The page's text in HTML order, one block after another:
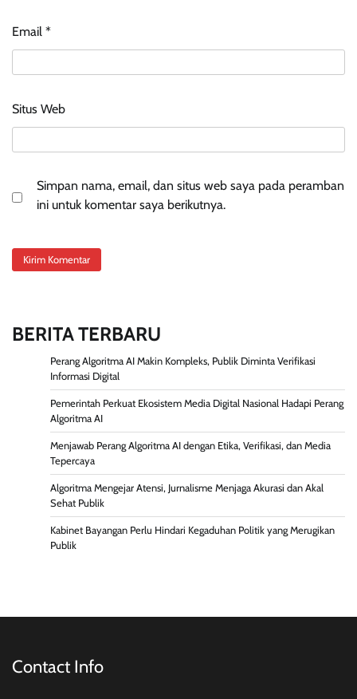
Email *
Situs Web
Simpan nama, email, dan situs web saya pada peramban
ini untuk komentar saya berikutnya.
BERITA TERBARU
Perang Algoritma AI Makin Kompleks, Publik Diminta Verifikasi
Informasi Digital
Pemerintah Perkuat Ekosistem Media Digital Nasional Hadapi Perang
Algoritma AI
Menjawab Perang Algoritma AI dengan Etika, Verifikasi, dan Media
Tepercaya
Algoritma Mengejar Atensi, Jurnalisme Menjaga Akurasi dan Akal
Sehat Publik
Kabinet Bayangan Perlu Hindari Kegaduhan Politik yang Merugikan
Publik
Contact Info